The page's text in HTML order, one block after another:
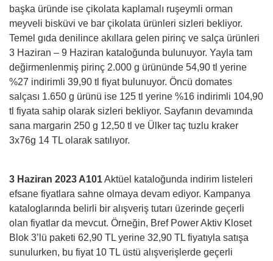
başka üründe ise çikolata kaplamalı ruşeymli orman
meyveli bisküvi ve bar çikolata ürünleri sizleri bekliyor.
Temel gıda denilince akıllara gelen pirinç ve salça ürünleri
3 Haziran – 9 Haziran kataloğunda bulunuyor. Yayla tam
değirmenlenmiş pirinç 2.000 g ürününde 54,90 tl yerine
%27 indirimli 39,90 tl fiyat bulunuyor. Öncü domates
salçası 1.650 g ürünü ise 125 tl yerine %16 indirimli 104,90
tl fiyata sahip olarak sizleri bekliyor. Sayfanın devamında
sana margarin 250 g 12,50 tl ve Ülker taç tuzlu kraker
3x76g 14 TL olarak satılıyor.
3 Haziran 2023 A101Aktüel kataloğunda indirim listeleri
efsane fiyatlara sahne olmaya devam ediyor. Kampanya
kataloglarında belirli bir alışveriş tutarı üzerinde geçerli
olan fiyatlar da mevcut. Örneğin, Bref Power Aktiv Kloset
Blok 3’lü paketi 62,90 TL yerine 32,90 TL fiyatıyla satışa
sunulurken, bu fiyat 10 TL üstü alışverişlerde geçerli